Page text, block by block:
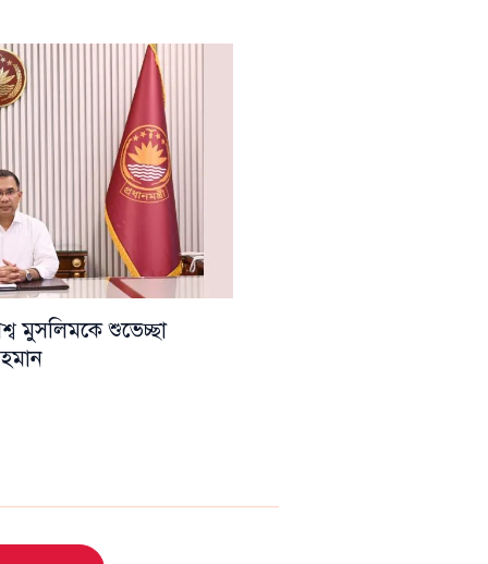
মুসলিমকে শুভেচ্ছা